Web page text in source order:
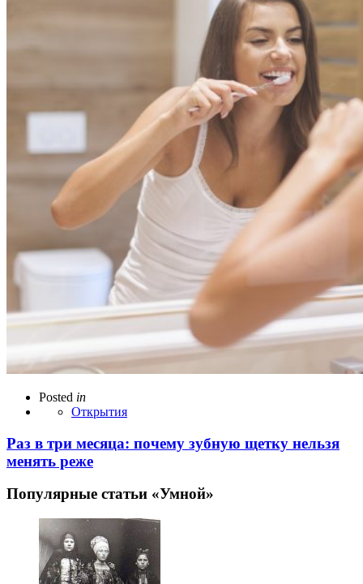
Posted in
Открытия
Раз в три месяца: почему зубную щетку нельзя
менять реже
Популярные статьи «Умной»